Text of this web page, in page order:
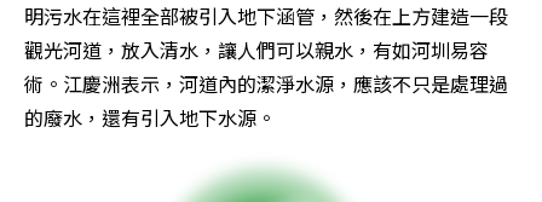
明污水在這裡全部被引入地下涵管，然後在上方建造一段
觀光河道，放入清水，讓人們可以親水，有如河圳易容
術。江慶洲表示，河道內的潔淨水源，應該不只是處理過
的廢水，還有引入地下水源。